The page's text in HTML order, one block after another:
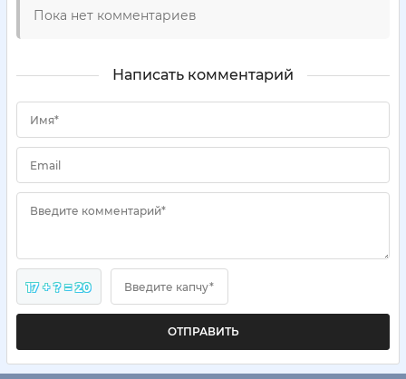
Пока нет комментариев
Написать комментарий
Имя*
Email
Введите комментарий*
17 + ? = 20 Введите капчу*
ОТПРАВИТЬ